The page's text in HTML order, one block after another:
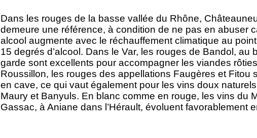
Dans les rouges de la basse vallée du Rhône,
demeure une référence, à condition de ne pas en abuser
alcool augmente avec le réchauffement climatique au point
15 degrés d’alcool. Dans le Var, les rouges de Bandol, au
garde sont excellents pour accompagner les viandes
Roussillon, les rouges des appellations Faugères et Fitou
en cave, ce qui vaut également pour les vins doux
Maury et Banyuls. En blanc comme en rouge, les vins du
Gassac, à Aniane dans l’Hérault, évoluent favorablement